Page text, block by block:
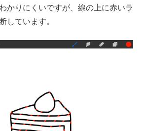
かりにくいですが、線の上に赤いラ
しています。